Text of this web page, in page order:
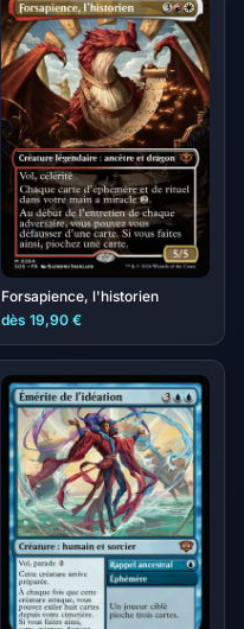
Forsapience, l'historien
dès 19,90 €